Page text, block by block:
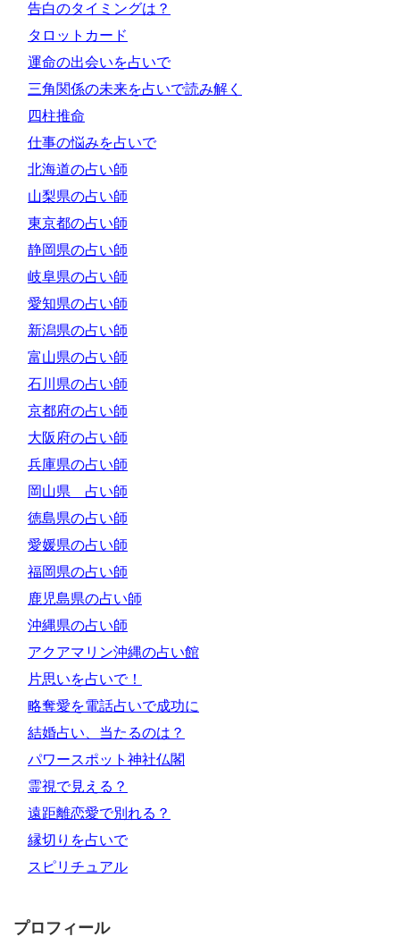
告白のタイミングは？
タロットカード
運命の出会いを占いで
三角関係の未来を占いで読み解く
四柱推命
仕事の悩みを占いで
北海道の占い師
山梨県の占い師
東京都の占い師
静岡県の占い師
岐阜県の占い師
愛知県の占い師
新潟県の占い師
富山県の占い師
石川県の占い師
京都府の占い師
大阪府の占い師
兵庫県の占い師
岡山県 占い師
徳島県の占い師
愛媛県の占い師
福岡県の占い師
鹿児島県の占い師
沖縄県の占い師
アクアマリン沖縄の占い館
片思いを占いで！
略奪愛を電話占いで成功に
結婚占い、当たるのは？
パワースポット神社仏閣
霊視で見える？
遠距離恋愛で別れる？
縁切りを占いで
スピリチュアル
プロフィール